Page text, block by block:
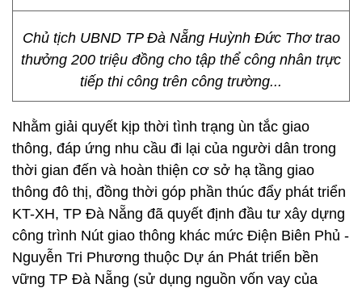
Chủ tịch UBND TP Đà Nẵng Huỳnh Đức Thơ trao
thưởng 200 triệu đồng cho tập thể công nhân trực
tiếp thi công trên công trường...
Nhằm giải quyết kịp thời tình trạng ùn tắc giao
thông, đáp ứng nhu cầu đi lại của người dân trong
thời gian đến và hoàn thiện cơ sở hạ tầng giao
thông đô thị, đồng thời góp phần thúc đẩy phát triển
KT-XH, TP Đà Nẵng đã quyết định đầu tư xây dựng
công trình Nút giao thông khác mức Điện Biên Phủ -
Nguyễn Tri Phương thuộc Dự án Phát triển bền
vững TP Đà Nẵng (sử dụng nguồn vốn vay của